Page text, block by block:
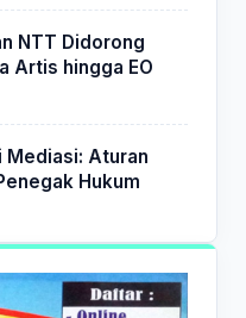
NTT Didorong
Artis hingga EO
Mediasi: Aturan
Hukum